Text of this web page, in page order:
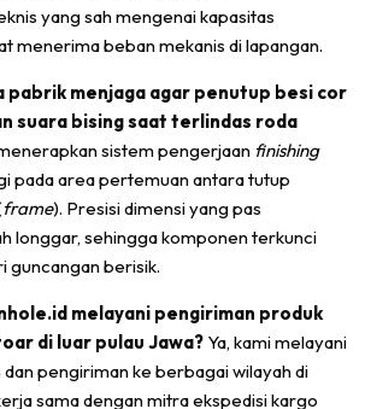
yang sah mengenai kapasitas
menerima beban mekanis di lapangan.
pabrik menjaga agar penutup besi cor
suara bising saat terlindas roda
sistem pengerjaan finishing
pada area pertemuan antara tutup
frame). Presisi dimensi yang pas
longgar, sehingga komponen terkunci
guncangan berisik.
melayani pengiriman produk
di luar pulau Jawa? Ya, kami melayani
pengiriman ke berbagai wilayah di
sama dengan mitra ekspedisi kargo